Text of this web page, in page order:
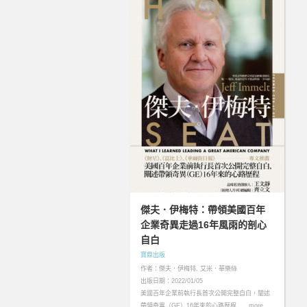
傑夫．伊梅特：帶領美國百年
企業奇異走過16年風雨的剖心
自白
寶鼎出版
作者：傑夫．伊梅特, 艾米．華樂絲
出版日期：2022/01/05
美國百年企業前執行長首次公開完整自白，闡述
帶領奇異（GE）16年來的心路歷程……more